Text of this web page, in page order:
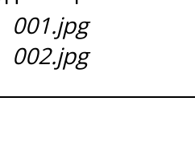
001.jpg
002.jpg